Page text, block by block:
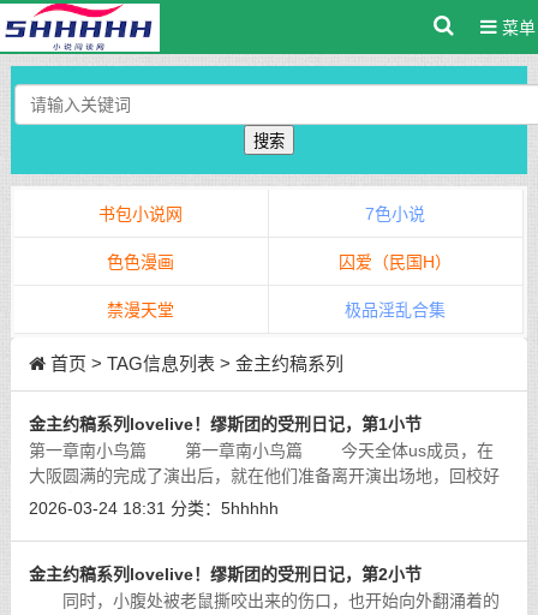
菜单
搜索
书包小说网 7色小说
色色漫画 囚爱（民国H）
禁漫天堂 极品淫乱合集
首页 > TAG信息列表 > 金主约稿系列
金主约稿系列lovelive！缪斯团的受刑日记，第1小节
第一章南小鸟篇 第一章南小鸟篇 今天全体us成员，在
大阪圆满的完成了演出后，就在他们准备离开演出场地，回校好
好休息的时候，举办这场演出的合作方和一众粉丝却叫住了她
2026-03-24 18:31 分类： 5hhhhh
金主约稿系列lovelive！缪斯团的受刑日记，第2小节
同时，小腹处被老鼠撕咬出来的伤口，也开始向外翻涌着的